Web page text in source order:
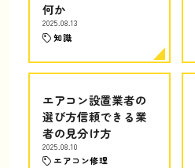
何か
2025.08.13
知識
エアコン設置業者の
選び方信頼できる業
者の見分け方
2025.08.10
エアコン修理